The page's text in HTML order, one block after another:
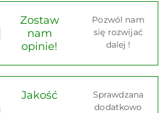
Zostaw
nam
opinie!
Pozwól nam
się rozwijać
dalej !
Jakość
Sprawdzana
dodatkowo